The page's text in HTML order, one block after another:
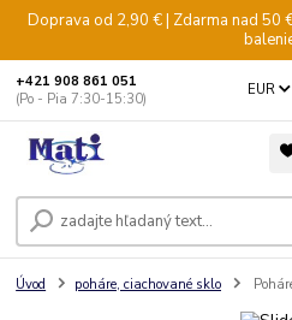
Doprava od 2,90 € | Zdarma nad 50
EUR
+421 908 861 051
(Po - Pia 7:30-15:30)
Úvod poháre, ciachované sklo